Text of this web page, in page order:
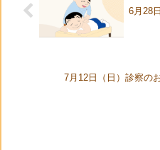
6月28
7月12日（日）診察の